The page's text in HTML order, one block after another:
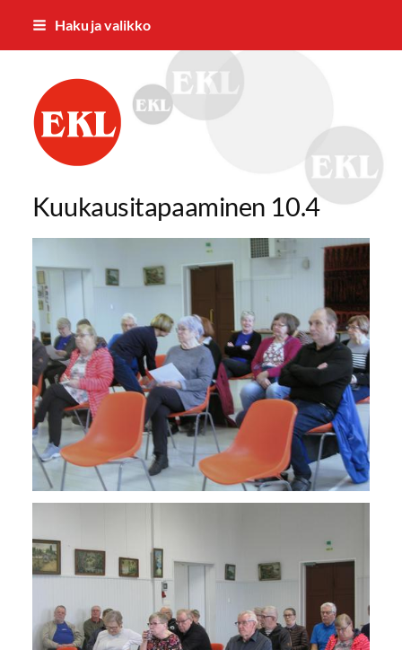
Siirry
Haku ja valikko
Humppilan Eläkkeensajat ry
Kuukausitapaaminen 10.4